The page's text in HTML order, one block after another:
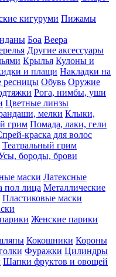
кигуруми Пижамы
Боа Веера
Другие аксессуары
Крылья Кулоны и
и плащи Накладки на
ресницы Обувь Оружие
Рога, нимбы, уши
Цветные линзы
мелки Клыки,
грим Помада, лаки, гели
краска для волос
Театральный грим
бороды, брови
маски Латексные
пол лица Металлические
Пластиковые маски
Женские парики
Кокошники Короны
Фуражки Цилиндры
Шапки фруктов и овощей